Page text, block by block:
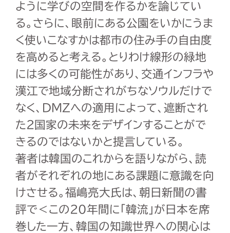
ように学びの空間を作るかを論じてい
る。さらに、眼前にある公園をいかにうま
く使いこなすかは都市の住み手の自由度
を高めると考える。とりわけ線形の緑地
には多くの可能性があり、交通インフラや
漢江で地域分断されがちなソウルだけで
なく、DMZへの適用によって、遮断され
た２国家の未来をデザインすることがで
きるのではないかと提言している。
著者は韓国のこれからを語りながら、読
者がそれぞれの地にある課題に意識を向
けさせる。福嶋亮大氏は、朝日新聞の書
評で＜この20年間に「韓流」が日本を席
巻した一方、韓国の知識世界への関心は